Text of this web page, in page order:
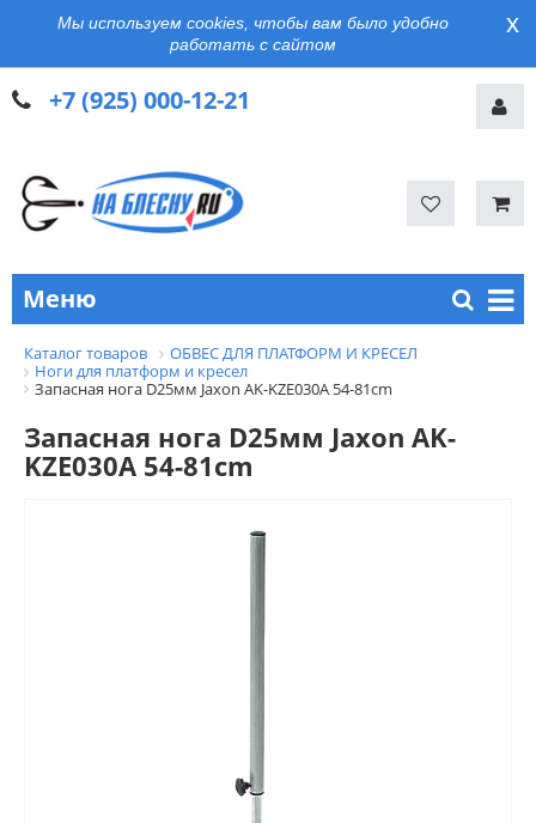
Мы используем cookies, чтобы вам было удобно
работать с сайтом
x
+7 (925) 000-12-21
Меню
Каталог товаров
ОБВЕС ДЛЯ ПЛАТФОРМ И КРЕСЕЛ
Ноги для платформ и кресел
Запасная нога D25мм Jaxon AK-KZE030A 54-81cm
Запасная нога D25мм Jaxon AK-
KZE030A 54-81cm